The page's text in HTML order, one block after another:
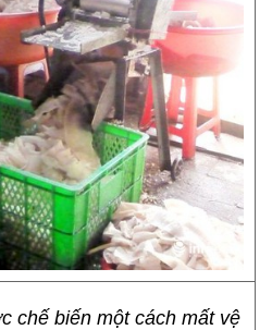
chế biến một cách mất vệ